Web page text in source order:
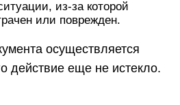
из-за которой
или поврежден.
осуществляется
действие еще не истекло.